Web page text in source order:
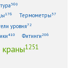
369
176 Термометры 57
уровня72
410 Фитинги206
1251